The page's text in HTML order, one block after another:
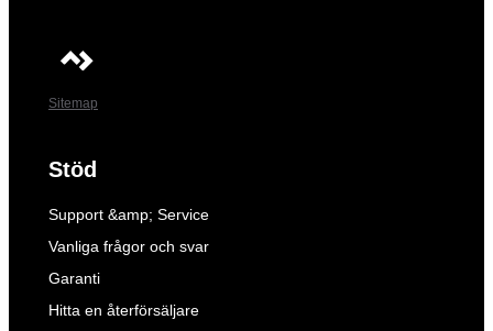
Sitemap
Stöd
Support &amp; Service
Vanliga frågor och svar
Garanti
Hitta en återförsäljare